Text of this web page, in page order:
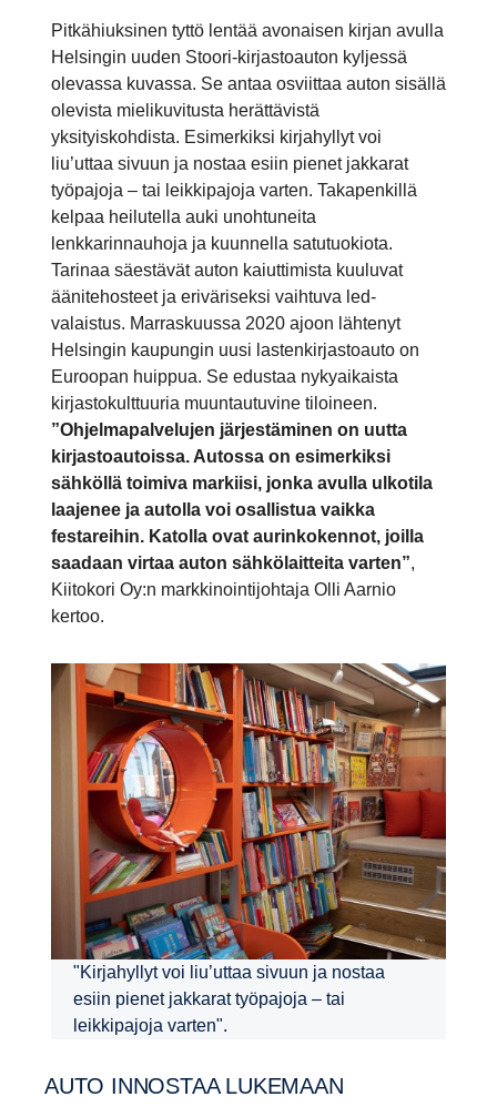
Pitkähiuksinen tyttö lentää avonaisen kirjan avulla
Helsingin uuden Stoori-kirjastoauton kyljessä
olevassa kuvassa. Se antaa osviittaa auton sisällä
olevista mielikuvitusta herättävistä
yksityiskohdista. Esimerkiksi kirjahyllyt voi
liu’uttaa sivuun ja nostaa esiin pienet jakkarat
työpajoja – tai leikkipajoja varten. Takapenkillä
kelpaa heilutella auki unohtuneita
lenkkarinnauhoja ja kuunnella satutuokiota.
Tarinaa säestävät auton kaiuttimista kuuluvat
äänitehosteet ja eriväriseksi vaihtuva led-
valaistus. Marraskuussa 2020 ajoon lähtenyt
Helsingin kaupungin uusi lastenkirjastoauto on
Euroopan huippua. Se edustaa nykyaikaista
kirjastokulttuuria muuntautuvine tiloineen.
”Ohjelmapalvelujen järjestäminen on uutta
kirjastoautoissa. Autossa on esimerkiksi
sähköllä toimiva markiisi, jonka avulla ulkotila
laajenee ja autolla voi osallistua vaikka
festareihin. Katolla ovat aurinkokennot, joilla
saadaan virtaa auton sähkölaitteita varten”,
Kiitokori Oy:n markkinointijohtaja Olli Aarnio
kertoo.
"Kirjahyllyt voi liu’uttaa sivuun ja nostaa
esiin pienet jakkarat työpajoja – tai
leikkipajoja varten".
AUTO INNOSTAA LUKEMAAN